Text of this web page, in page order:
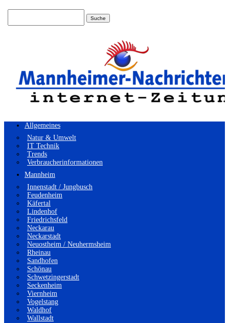
Allgemeines
Natur & Umwelt
IT Technik
Trends
Verbraucherinformationen
Mannheim
Innenstadt / Jungbusch
Feudenheim
Käfertal
Lindenhof
Friedrichsfeld
Neckarau
Neckarstadt
Neuostheim / Neuhermsheim
Rheinau
Sandhofen
Schönau
Schwetzingerstadt
Seckenheim
Viernheim
Vogelstang
Waldhof
Wallstadt